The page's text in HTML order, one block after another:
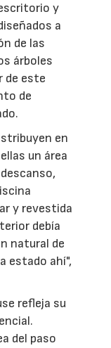
y
a
de las
árboles
de este
de
en
un área
y revestida
debía
natural de
estado ahí",
refleja su
del paso